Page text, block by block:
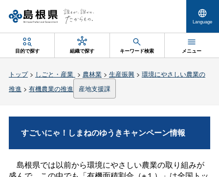
Language
目的で探す 組織で探す キーワード検索 メニュー
トップ> しごと・産業 > 農林業> 生産振興> 環境にやさしい農業の
推進 > 有機農業の推進 産地支援課
すごいにゃ！しまねのゆうきキャンペーン情報
島根県では以前から環境にやさしい農業の取り組みが